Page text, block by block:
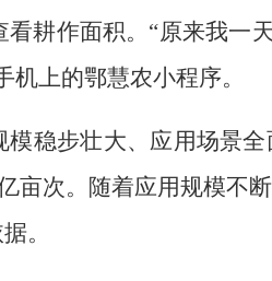
耕作面积。“原来我一
上的鄂慧农小程序。
稳步壮大、应用场景
亩次。随着应用规模不
。